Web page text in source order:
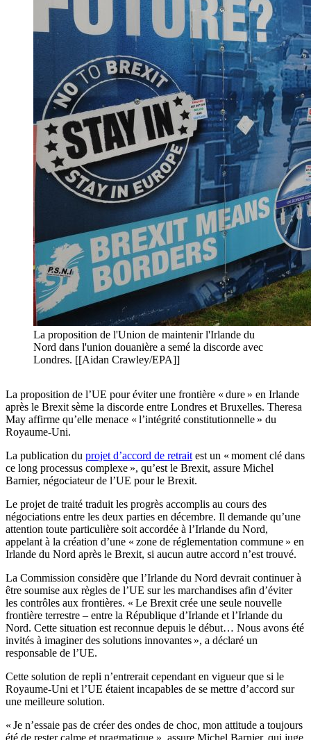
La proposition de l'Union de maintenir l'Irlande du
Nord dans l'union douanière a semé la discorde avec
Londres. [[Aidan Crawley/EPA]]
La proposition de l’UE pour éviter une frontière « dure » en Irlande
après le Brexit sème la discorde entre Londres et Bruxelles. Theresa
May affirme qu’elle menace « l’intégrité constitutionnelle » du
Royaume-Uni.
La publication du projet d’accord de retrait est un « moment clé dans
ce long processus complexe », qu’est le Brexit, assure Michel
Barnier, négociateur de l’UE pour le Brexit.
Le projet de traité traduit les progrès accomplis au cours des
négociations entre les deux parties en décembre. Il demande qu’une
attention toute particulière soit accordée à l’Irlande du Nord,
appelant à la création d’une « zone de réglementation commune » en
Irlande du Nord après le Brexit, si aucun autre accord n’est trouvé.
La Commission considère que l’Irlande du Nord devrait continuer à
être soumise aux règles de l’UE sur les marchandises afin d’éviter
les contrôles aux frontières. « Le Brexit crée une seule nouvelle
frontière terrestre – entre la République d’Irlande et l’Irlande du
Nord. Cette situation est reconnue depuis le début… Nous avons été
invités à imaginer des solutions innovantes », a déclaré un
responsable de l’UE.
Cette solution de repli n’entrerait cependant en vigueur que si le
Royaume-Uni et l’UE étaient incapables de se mettre d’accord sur
une meilleure solution.
« Je n’essaie pas de créer des ondes de choc, mon attitude a toujours